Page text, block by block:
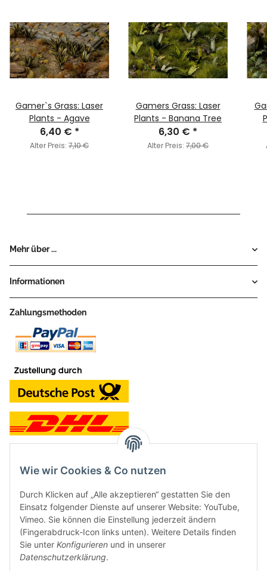
Gamer`s Grass: Laser
Plants - Agave
6,40 € *
Alter Preis: 7,10 €
Gamers Grass: Laser
Plants - Banana Tree
6,30 € *
Alter Preis: 7,00 €
Mehr über ...
Informationen
Zahlungsmethoden
Neben dem Onlineshop haben wir ein Ladengeschäft in Hütten:
Frontline Games
Färbereiweg 3A
24358 Hütten
Wie wir Cookies & Co nutzen
Durch Klicken auf „Alle akzeptieren“ gestatten Sie den
Einsatz folgender Dienste auf unserer Website: YouTube,
Vimeo. Sie können die Einstellung jederzeit ändern
(Fingerabdruck-Icon links unten). Weitere Details finden
Sie unter Konfigurieren und in unserer
Datenschutzerklärung.